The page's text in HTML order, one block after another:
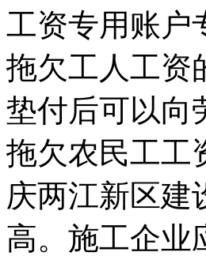
工资专用账户
拖欠工人工资
垫付后可以向
拖欠农民工工
庆两江新区建
高。施工企业